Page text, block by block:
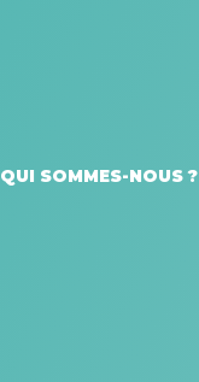
QUI SOMMES-NOUS ?